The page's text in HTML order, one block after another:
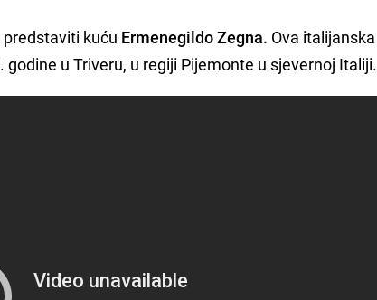
kuću Ermenegildo Zegna. Ova italijanska
u Triveru, u regiji Pijemonte u sjevernoj Italiji.